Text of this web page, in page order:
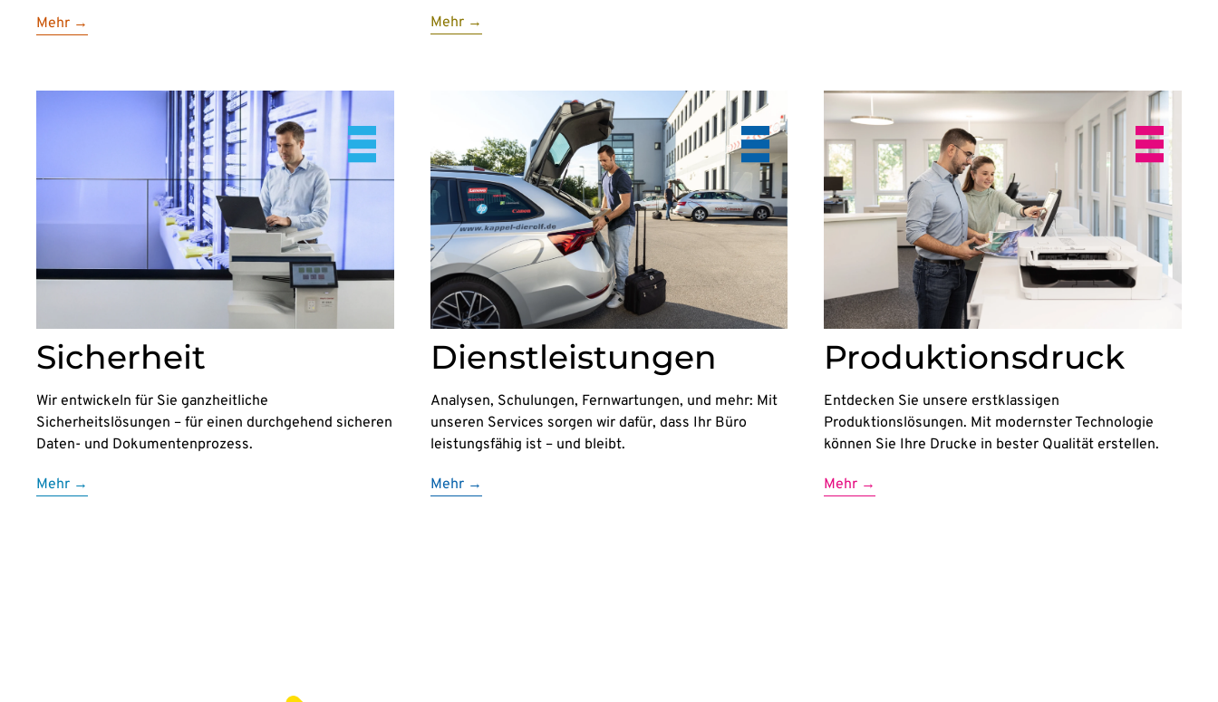
Mehr → Mehr →
Sicherheit
Wir entwickeln für Sie ganzheitliche
Sicherheitslösungen – für einen durchgehend sicheren
Daten- und Dokumentenprozess.
Mehr →
Dienstleistungen
Analysen, Schulungen, Fernwartungen, und mehr: Mit
unseren Services sorgen wir dafür, dass Ihr Büro
leistungsfähig ist – und bleibt.
Mehr →
Produktionsdruck
Entdecken Sie unsere erstklassigen
Produktionslösungen. Mit modernster Technologie
können Sie Ihre Drucke in bester Qualität erstellen.
Mehr →